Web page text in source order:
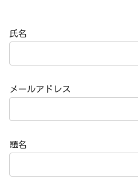
氏名
メールアドレス
題名